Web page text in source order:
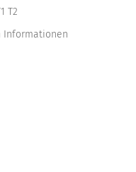
T2
Informationen